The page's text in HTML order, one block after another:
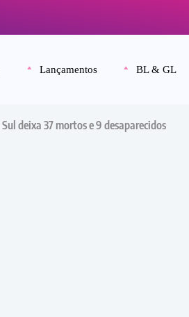
Lançamentos BL & GL
deixa 37 mortos e 9 desaparecidos